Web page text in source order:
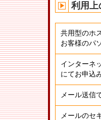
利用上
共用型のホ
お客様のパ
インターネ
にてお申込
メール送信
メールのセ